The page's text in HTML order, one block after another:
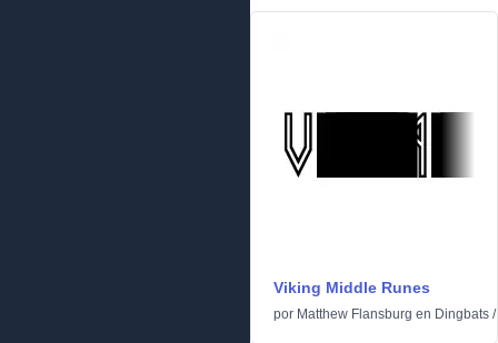
Viking Middle Runes
por Matthew Flansburg en Dingbats /